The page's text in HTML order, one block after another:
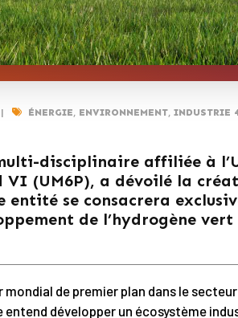
| ÉNERGIE, ENVIRONNEMENT, INDUSTRIE
disciplinaire affiliée à
VI (UM6P), a dévoilé la
entité se consacrera
de l’hydrogène
de premier plan dans le secteur
entend développer un écosystème